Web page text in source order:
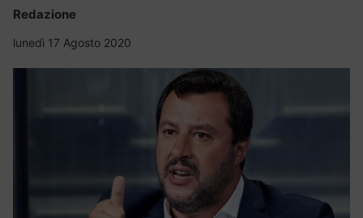
Redazione
lunedì 17 Agosto 2020